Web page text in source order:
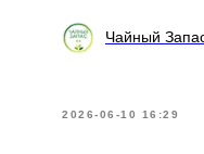
Чайный
2026-06-10 16:29